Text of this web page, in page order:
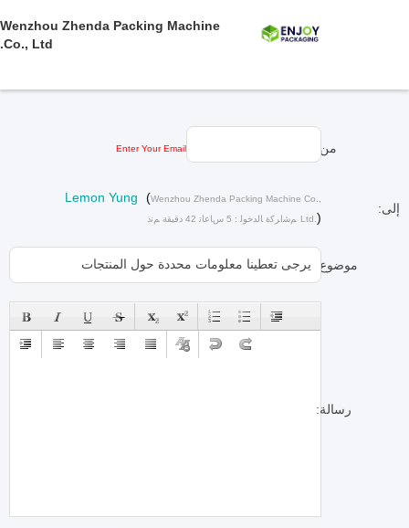
Wenzhou Zhenda Packing Machine
Co., Ltd.
من: Enter Your Email
إلى:
Lemon Yung (Wenzhou Zhenda Packing Machine Co.,
Ltd. ) ﻢﺷﺍﺮﻛﺓ ﺎﻟﺪﺧﻮﻟ : 5 ﺱﺎﻋﺎﺗ 42 دقيقة ﻢﻧﺫ
موضوع:
رسالة: